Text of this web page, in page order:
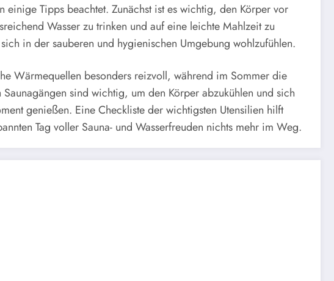
Tipps beachtet. Zunächst ist es wichtig, den Körper vor
Wasser zu trinken und auf eine leichte Mahlzeit zu
in der sauberen und hygienischen Umgebung wohlzufühlen.
Wärmequellen besonders reizvoll, während im Sommer die
sind wichtig, um den Körper abzukühlen und sich
genießen. Eine Checkliste der wichtigsten Utensilien hilft
Tag voller Sauna- und Wasserfreuden nichts mehr im Weg.